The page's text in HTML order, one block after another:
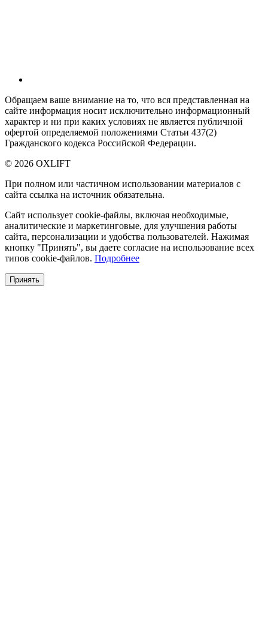
Обращаем ваше внимание на то, что вся представленная на
сайте информация носит исключительно информационный
характер и ни при каких условиях не является публичной
офертой определяемой положениями Статьи 437(2)
Гражданского кодекса Российской Федерации.
© 2026 OXLIFT
При полном или частичном использовании материалов с
сайта ссылка на источник обязательна.
Сайт использует cookie-файлы, включая необходимые,
аналитические и маркетинговые, для улучшения работы
сайта, персонализации и удобства пользователей. Нажимая
кнопку "Принять", вы даете согласие на использование всех
типов cookie-файлов. Подробнее
Принять